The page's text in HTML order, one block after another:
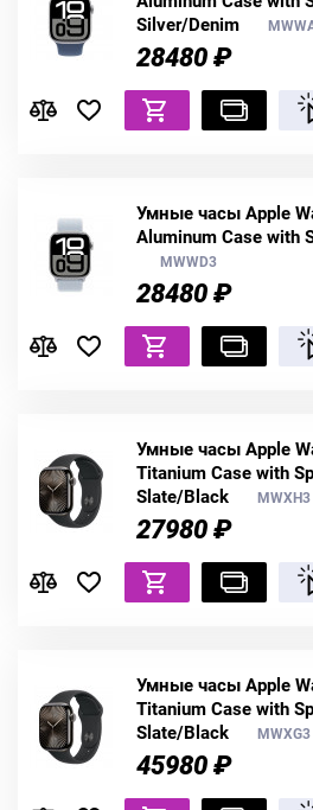
Silver/Denim
28480 ₽
Умные часы Apple
Aluminum Case with
MWWD3
28480 ₽
Умные часы Apple
Titanium Case with
Slate/Black
MWXH3
27980 ₽
Умные часы Apple
Titanium Case with
Slate/Black
MWXG3
45980 ₽